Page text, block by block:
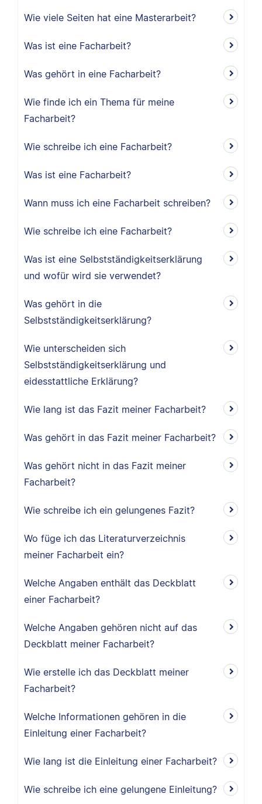
Wie viele Seiten hat eine Masterarbeit?
Was ist eine Facharbeit?
Was gehört in eine Facharbeit?
Wie finde ich ein Thema für meine
Facharbeit?
Wie schreibe ich eine Facharbeit?
Was ist eine Facharbeit?
Wann muss ich eine Facharbeit schreiben?
Wie schreibe ich eine Facharbeit?
Was ist eine Selbstständigkeitserklärung
und wofür wird sie verwendet?
Was gehört in die
Selbstständigkeitserklärung?
Wie unterscheiden sich
Selbstständigkeitserklärung und
eidesstattliche Erklärung?
Wie lang ist das Fazit meiner Facharbeit?
Was gehört in das Fazit meiner Facharbeit?
Was gehört nicht in das Fazit meiner
Facharbeit?
Wie schreibe ich ein gelungenes Fazit?
Wo füge ich das Literaturverzeichnis
meiner Facharbeit ein?
Welche Angaben enthält das Deckblatt
einer Facharbeit?
Welche Angaben gehören nicht auf das
Deckblatt meiner Facharbeit?
Wie erstelle ich das Deckblatt meiner
Facharbeit?
Welche Informationen gehören in die
Einleitung einer Facharbeit?
Wie lang ist die Einleitung einer Facharbeit?
Wie schreibe ich eine gelungene Einleitung?